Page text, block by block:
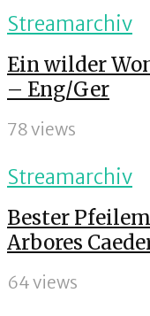
Streamarchiv
Ein wilder
– Eng/Ger
78 views
Streamarchiv
Bester
Arbores
64 views